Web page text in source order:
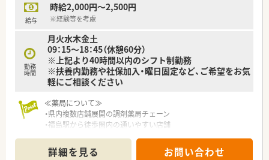
給与
時給2,000円～2,500円
※経験等を考慮
勤務
時間
月火水木金土
09：15～18：45（休憩60分）
※上記より40時間以内のシフト制勤務
※扶養内勤務や社保加入・曜日固定など、ご希望をお気
軽にご相談ください
≪薬局について≫
・県内複数店舗展開の調剤薬局チェーン
・福島駅から徒歩圏内の通いやすい店舗
※希望休取得率が非常に高い休める環境が魅力の薬局です♪
詳細を見る お問い合わせ